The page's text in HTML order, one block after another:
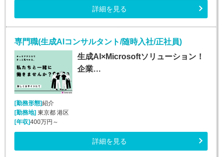
詳細を見る
専門職(生成AIコンサルタント/随時入社/正社員)
生成AI×Microsoftソリューション！
企業…
[勤務形態]紹介
[勤務地]東京都 港区
[年収]400万円～
詳細を見る